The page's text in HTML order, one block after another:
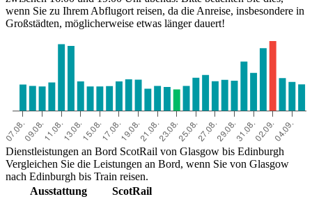
wenn Sie zu Ihrem Abflugort reisen, da die Anreise, insbesondere in
Großstädten, möglicherweise etwas länger dauert!
Dienstleistungen an Bord ScotRail von Glasgow bis Edinburgh
Vergleichen Sie die Leistungen an Bord, wenn Sie von Glasgow
nach Edinburgh bis Train reisen.
Ausstattung
ScotRail